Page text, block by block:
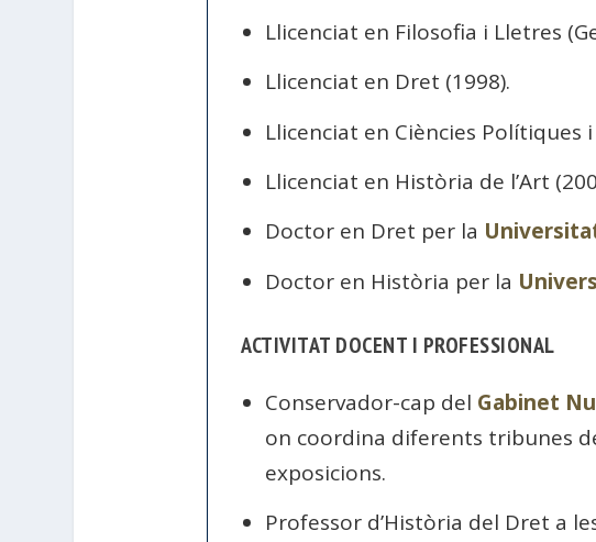
Llicenciat en Filosofia i Lletres
Llicenciat en Dret (1998).
Llicenciat en Ciències Polítiques
Llicenciat en Història de l’Art
Doctor en Dret per la
Doctor en Història per la
ACTIVITAT DOCENT I PROFESSIONAL
Conservador-cap del Gabinet
on coordina diferents tribunes
exposicions.
Professor d’Història del Dret a